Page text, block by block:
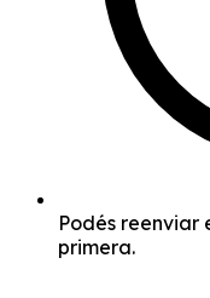
Podés reenviar
primera.